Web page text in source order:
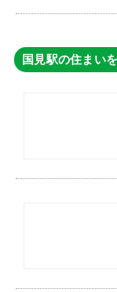
国見駅の住まい